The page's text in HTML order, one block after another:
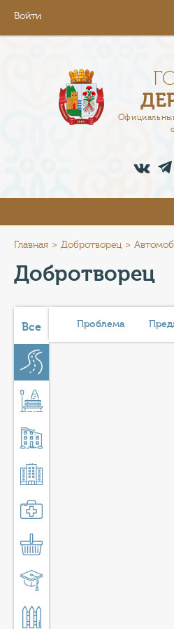
Войти
АДМИНИСТРАЦИЯ
ПРЕСС-ЦЕНТР
ТУРИСТАМ
ТАРИФЫ
Главная Добротворец
Добротворец
Все Проблема